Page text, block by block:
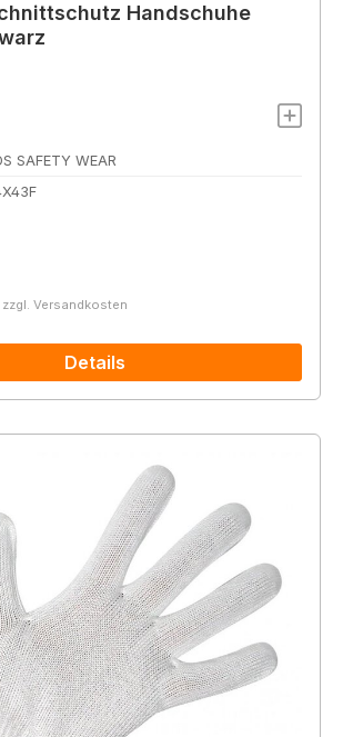
Handschuhe
SAFETY WEAR
Versandkosten
Details